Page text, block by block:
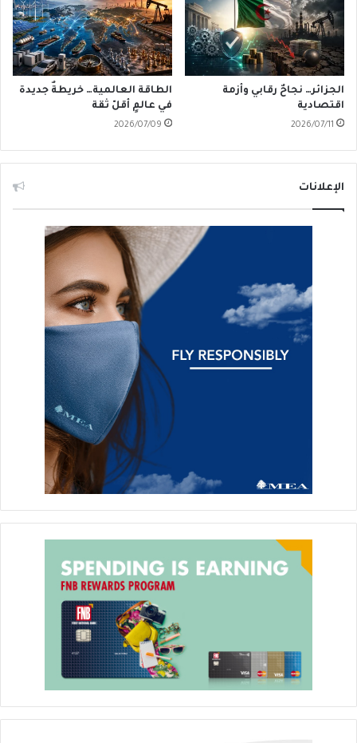
الجزائر… نجاحٌ رقابي وأزمة
اقتصادية
2026/07/11
الطاقة العالمية… خريطةٌ جديدة
في عالمٍ أقلّ ثقة
2026/07/09
الإعلانات